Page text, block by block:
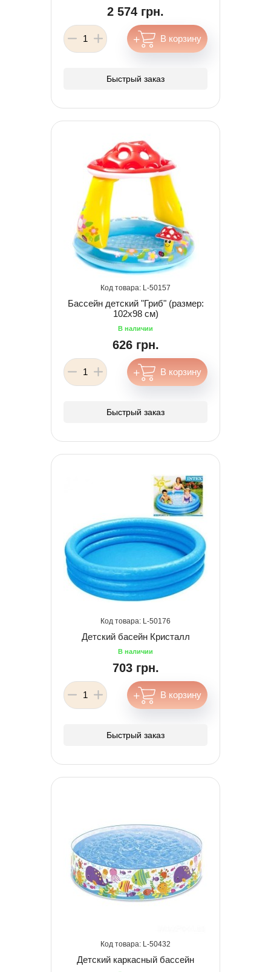
2 574 грн.
Быстрый заказ
50157
Бассейн детский "Гриб" (размер:
102х98 см)
626 грн.
Быстрый заказ
50176
Детский басейн Кристалл
703 грн.
Быстрый заказ
50432
Детский каркасный бассейн